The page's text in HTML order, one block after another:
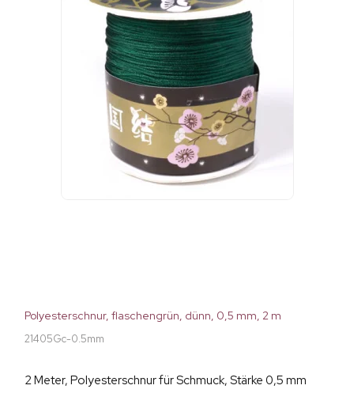
Polyesterschnur, flaschengrün, dünn, 0,5 mm, 2 m
21405Gc-0.5mm
2 Meter, Polyesterschnur für Schmuck, Stärke 0,5 mm